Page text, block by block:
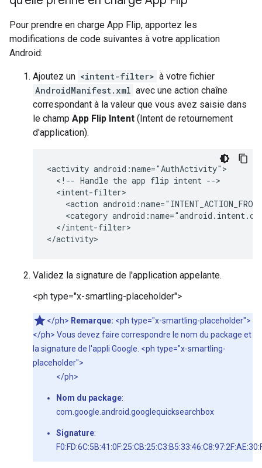
Pour prendre en charge App Flip, apportez les
modifications de code suivantes à votre application
Android:
Ajoutez un <intent-filter> à votre fichier
AndroidManifest.xml avec une action chaîne
correspondant à la valeur que vous avez saisie dans
le champ App Flip Intent (Intent de retournement
d'application).
<activity android:name="AuthActivity">
  <!-- Handle the app flip intent -->
  <intent-filter>
<action
<category
  </intent-filter>
Validez la signature de l'application appelante.
<ph type="x-smartling-placeholder">
</ph> Remarque: <ph type="x-smartling-placeholder">
</ph> Vous devez faire correspondre le nom du package et
la signature de l'appli Google. <ph type="x-smartling-
placeholder">
</ph>
Nom du package:
com.google.android.googlequicksearchbox
Signature: